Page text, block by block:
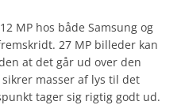
MP hos både Samsung og
27 MP billeder kan
at det går ud over den
masser af lys til det
tager sig rigtig godt ud.